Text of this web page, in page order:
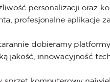
personalizacji oraz
profesjonalne aplikacje
dobieramy
jakość, innowacyjność